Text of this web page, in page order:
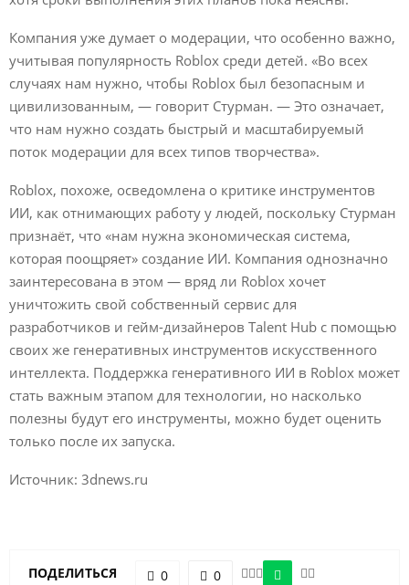
Компания уже думает о модерации, что особенно важно,
учитывая популярность Roblox среди детей. «Во всех
случаях нам нужно, чтобы Roblox был безопасным и
цивилизованным, — говорит Стурман. — Это означает,
что нам нужно создать быстрый и масштабируемый
поток модерации для всех типов творчества».
Roblox, похоже, осведомлена о критике инструментов
ИИ, как отнимающих работу у людей, поскольку Стурман
признаёт, что «нам нужна экономическая система,
которая поощряет» создание ИИ. Компания однозначно
заинтересована в этом — вряд ли Roblox хочет
уничтожить свой собственный сервис для
разработчиков и гейм-дизайнеров Talent Hub с помощью
своих же генеративных инструментов искусственного
интеллекта. Поддержка генеративного ИИ в Roblox может
стать важным этапом для технологии, но насколько
полезны будут его инструменты, можно будет оценить
только после их запуска.
Источник: 3dnews.ru
ПОДЕЛИТЬСЯ 0 0